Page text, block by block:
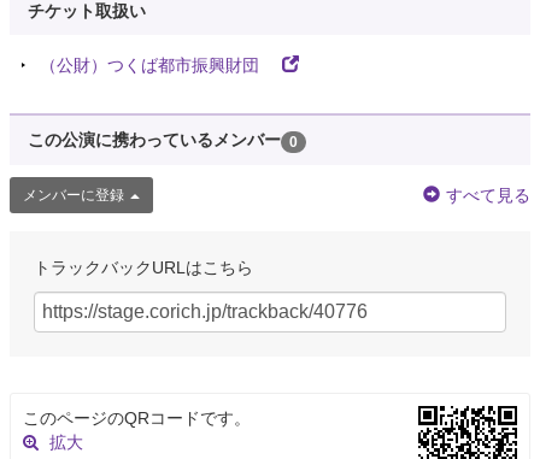
チケット取扱い
（公財）つくば都市振興財団
この公演に携わっているメンバー 0
メンバーに登録 すべて見る
トラックバックURLはこちら
このページのQRコードです。
拡大